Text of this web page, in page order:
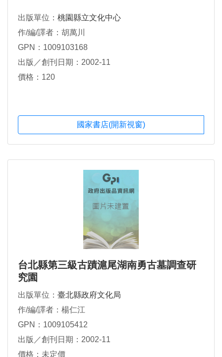
出版單位： 桃園縣立文化中心
作/編/譯者：胡萬川
GPN：1009103168
出版／創刊日期：2002-11
價格：120
國家書店(開新視窗)
台北縣第三級古蹟滬尾湖南勇古墓調查研
究園
出版單位： 臺北縣政府文化局
作/編/譯者：楊仁江
GPN：1009105412
出版／創刊日期：2002-11
價格：未定價